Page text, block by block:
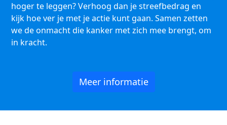
hoger te leggen? Verhoog dan je streefbedrag en
kijk hoe ver je met je actie kunt gaan. Samen zetten
we de onmacht die kanker met zich mee brengt, om
in kracht.
Meer informatie